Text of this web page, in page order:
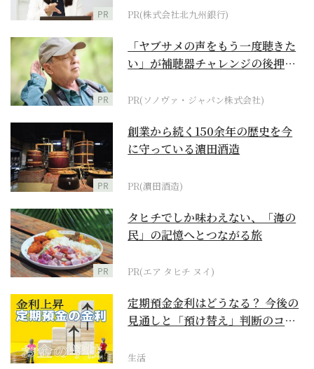
PR PR(株式会社北九州銀行)
PR
「ヤブサメの声をもう一度聴きた
い」が補聴器チャレンジの後押し
PR(ソノヴァ・ジャパン株式会社)
PR
創業から続く150余年の歴史を今
に守っている濵田酒造
PR(濵田酒造)
PR
タヒチでしか味わえない、「海の
民」の記憶へとつながる旅
PR(エア タヒチ ヌイ)
定期預金金利はどうなる？ 今後の
見通しと「預け替え」判断のコツ
生活